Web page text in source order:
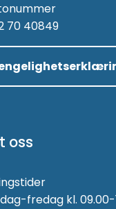
70 40849
oss
fredag kl. 09.00-